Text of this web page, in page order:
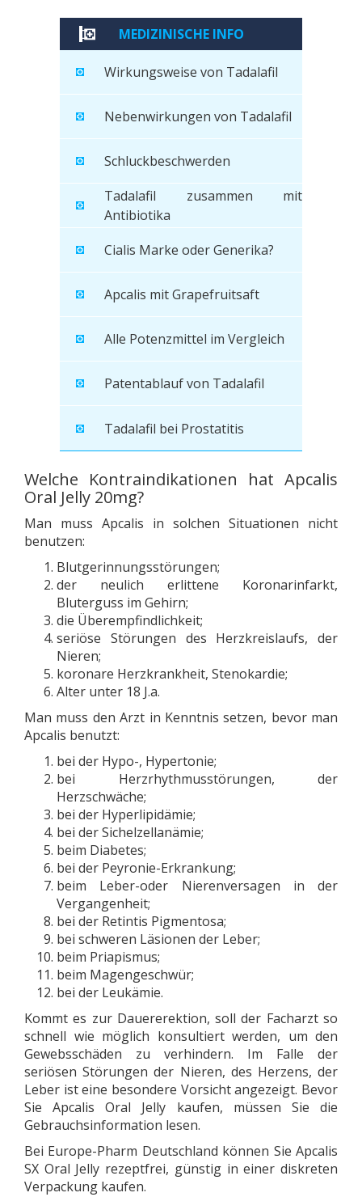
MEDIZINISCHE INFO
Wirkungsweise von Tadalafil
Nebenwirkungen von Tadalafil
Schluckbeschwerden
Tadalafil zusammen mit
Antibiotika
Cialis Marke oder Generika?
Apcalis mit Grapefruitsaft
Alle Potenzmittel im Vergleich
Patentablauf von Tadalafil
Tadalafil bei Prostatitis
Welche Kontraindikationen hat Apcalis
Oral Jelly 20mg?
Man muss Apcalis in solchen Situationen nicht
benutzen:
Blutgerinnungsstörungen;
der neulich erlittene Koronarinfarkt,
Bluterguss im Gehirn;
die Überempfindlichkeit;
seriöse Störungen des Herzkreislaufs, der
Nieren;
koronare Herzkrankheit, Stenokardie;
Alter unter 18 J.a.
Man muss den Arzt in Kenntnis setzen, bevor man
Apcalis benutzt:
bei der Hypo-, Hypertonie;
bei Herzrhythmusstörungen, der
Herzschwäche;
bei der Hyperlipidämie;
bei der Sichelzellanämie;
beim Diabetes;
bei der Peyronie-Erkrankung;
beim Leber-oder Nierenversagen in der
Vergangenheit;
bei der Retintis Pigmentosa;
bei schweren Läsionen der Leber;
beim Priapismus;
beim Magengeschwür;
bei der Leukämie.
Kommt es zur Dauererektion, soll der Facharzt so
schnell wie möglich konsultiert werden, um den
Gewebsschäden zu verhindern. Im Falle der
seriösen Störungen der Nieren, des Herzens, der
Leber ist eine besondere Vorsicht angezeigt. Bevor
Sie Apcalis Oral Jelly kaufen, müssen Sie die
Gebrauchsinformation lesen.
Bei Europe-Pharm Deutschland können Sie Apcalis
SX Oral Jelly rezeptfrei, günstig in einer diskreten
Verpackung kaufen.